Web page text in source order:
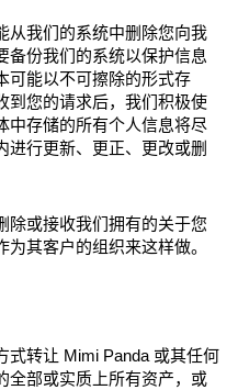
从我们的系统中删除您向我
备份我们的系统以保护信息
可能以不可擦除的形式存
到您的请求后，我们积极使
中存储的所有个人信息将尽
进行更新、更正、更改或删
除或接收我们拥有的关于您
其客户的组织来这样做。
式转让 Mimi Panda 或其任何
全部或实质上所有资产，或